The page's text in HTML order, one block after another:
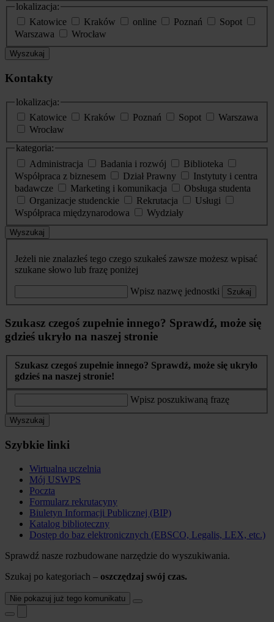
lokalizacja:
Katowice
Kraków online Poznań
Sopot
Warszawa
Wrocław
Wyszukaj
Kontakty
lokalizacja:
Katowice
Kraków Poznań Sopot
Warszawa
Wrocław
kategoria:
Administracja
Badania i rozwój
Biblioteka
Współpraca z biznesem
Dział Prawny
Instytuty i centra
badawcze
Marketing i komunikacja
Obsługa studenta
Organizacje studenckie
Rekrutacja
Usługi
Współpraca międzynarodowa
Wydziały
Wyszukaj
Jeżeli nie znalazłeś tego czego szukałeś zawsze możesz wpisać
szukane słowo lub frazę poniżej
Wpisz nazwę jednostki Szukaj
Szukasz czegoś zupełnie innego? Sprawdź, może się
gdzieś ukryło na naszej stronie
Szukasz czegoś zupełnie innego? Sprawdź, może się ukryło
gdzieś na naszej stronie!
Wpisz poszukiwaną frazę
Wyszukaj
Szybkie linki
Wirtualna uczelnia
Mój USWPS
Poczta
Formularz rekrutacyny
Biuletyn Informacji Publicznej (BIP)
Katalog biblioteczny
Dostęp do baz elektronicznych (EBSCO, Legalis, LEX, etc.)
Sprawdź nasze rozbudowane narzędzie do wyszukiwania.
Szukaj po kategoriach – oszczędzaj swój czas.
Nie pokazuj już tego komunikatu